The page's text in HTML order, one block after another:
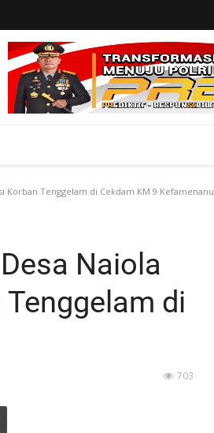
Korban Tenggelam di Cekdam KM 9 Kefamenanu
Naiola
di
703